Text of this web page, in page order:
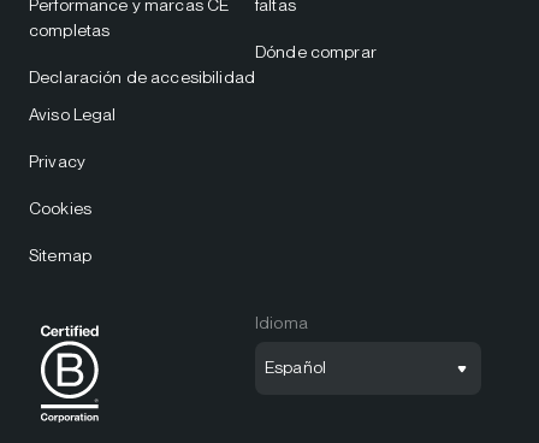
Performance y marcas CE
completas
Declaración de accesibilidad
faltas
Dónde comprar
Aviso Legal
Privacy
Cookies
Sitemap
Idioma
Español